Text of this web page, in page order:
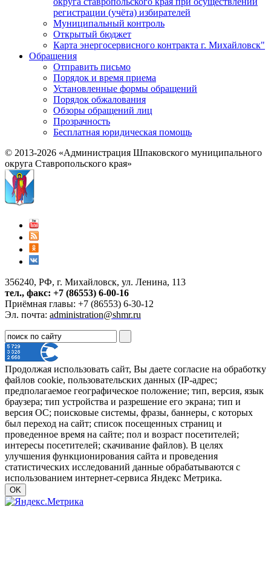
регистрации (учёта) избирателей
Муниципальный контроль
Открытый бюджет
Карта энергосервисного контракта г. Михайловск"
Обращения
Отправить письмо
Порядок и время приема
Установленные формы обращений
Порядок обжалования
Обзоры обращений лиц
Прозрачность
Бесплатная юридическая помощь
© 2013-2026 «Администрация Шпаковского муниципального
округа Ставропольского края»
356240, РФ, г. Михайловск, ул. Ленина, 113
тел., факс: +7 (86553) 6-00-16
Приёмная главы: +7 (86553) 6-30-12
Эл. почта: administration@shmr.ru
Продолжая использовать сайт, Вы даете согласие на обработку
файлов cookie, пользовательских данных (IP-адрес;
предполагаемое географическое положение; тип, версия, язык
браузера; тип устройства и разрешение его экрана; тип и
версия ОС; поисковые системы, фразы, баннеры, с которых
был переход на сайт; список посещенных страниц и
проведенное время на сайте; пол и возраст посетителей;
интересы посетителей; скачивание файлов). В целях
улучшения функционирования сайта и проведения
статистических исследований данные обрабатываются с
использованием интернет-сервиса Яндекс Метрика.
OK